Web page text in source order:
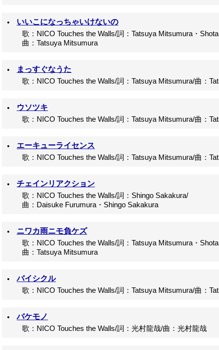
いいこになっちゃいけないの
歌：NICO Touches the Walls/詞：Tatsuya Mitsumura・
曲：Tatsuya Mitsumura
まっすぐなうた
歌：NICO Touches the Walls/詞：Tatsuya Mitsumura/曲：
ウソツキ
歌：NICO Touches the Walls/詞：Tatsuya Mitsumura/曲：
エーキューライセンス
歌：NICO Touches the Walls/詞：Tatsuya Mitsumura/曲：
チェインリアクション
歌：NICO Touches the Walls/詞：Shingo Sakakura/
曲：Daisuke Furumura・Shingo Sakakura
ニワカ雨ニモ負ケズ
歌：NICO Touches the Walls/詞：Tatsuya Mitsumura・
曲：Tatsuya Mitsumura
バイシクル
歌：NICO Touches the Walls/詞：Tatsuya Mitsumura/曲：
バケモノ
歌：NICO Touches the Walls/詞：光村龍哉/曲：光村龍哉